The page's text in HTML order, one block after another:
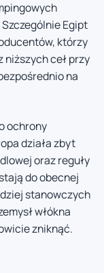
Egipt
którzy
niższych ceł przy
na
ochrony
działa zbyt
oraz reguły
do obecnej
stanowczych
włókna
zniknąć.